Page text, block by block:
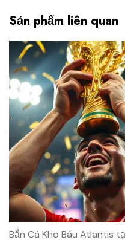
Sản phẩm liên quan
Bắn Cá Kho Báu Atlantis